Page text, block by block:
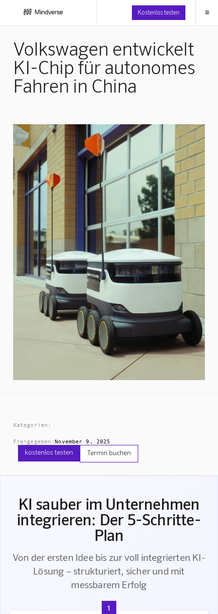
Kostenlos testen ≡
Volkswagen entwickelt
KI-Chip für autonomes
Fahren in China
Kategorien:
Freigegeben: November 9, 2025
kostenlos testen Termin buchen
KI sauber im Unternehmen
integrieren: Der 5-Schritte-
Plan
Von der ersten Idee bis zur voll integrierten KI-
Lösung – strukturiert, sicher und mit
messbarem Erfolg
1